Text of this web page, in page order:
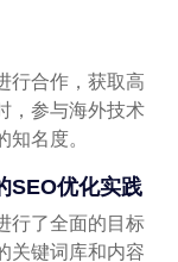
行合作，获取高
，参与海外技术
名度。
SEO优化实践
行了全面的目标
关键词库和内容